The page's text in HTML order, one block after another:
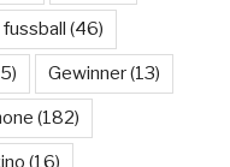
fussball (46)
Gewinner(13)
(182)
(16)